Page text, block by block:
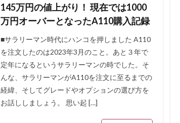
145万円の値上がり！ 現在では1000
万円オーバーとなったA110購入記録
■サラリーマン時代にハンコを押しました A110
を注文したのは2023年3月のこと。あと３年で
定年になるというサラリーマンの時でした。そ
んな、サラリーマンがA110を注文に至るまでの
経緯、そしてグレードやオプションの選び方を
お話ししましょう。 思い起 […]